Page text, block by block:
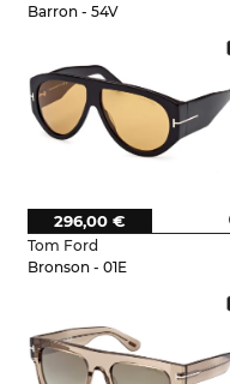
Barron - 54V
Tom Ford
Bronson - 01E
296,00 €